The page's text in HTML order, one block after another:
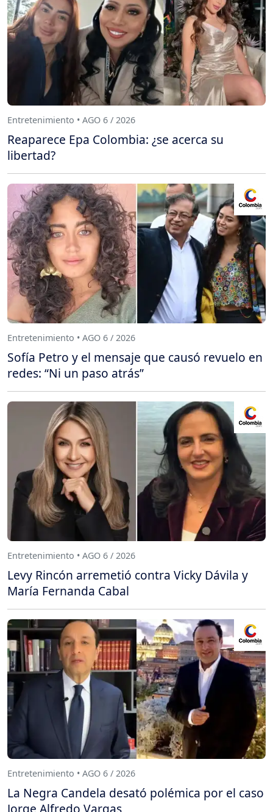
Entretenimiento • AGO 6 / 2026
Reaparece Epa Colombia: ¿se acerca su
libertad?
Entretenimiento • AGO 6 / 2026
Sofía Petro y el mensaje que causó revuelo en
redes: “Ni un paso atrás”
Entretenimiento • AGO 6 / 2026
Levy Rincón arremetió contra Vicky Dávila y
María Fernanda Cabal
Entretenimiento • AGO 6 / 2026
La Negra Candela desató polémica por el caso
Jorge Alfredo Vargas